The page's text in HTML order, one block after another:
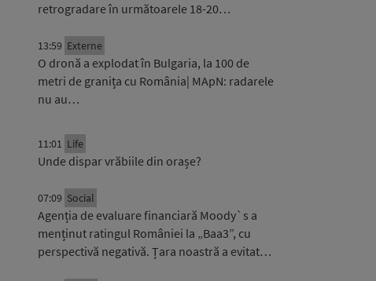
retrogradare în următoarele 18-20…
13:59 Externe
O dronă a explodat în Bulgaria, la 100 de
metri de granița cu România| MApN: radarele
nu au…
11:01 Life
Unde dispar vrăbiile din orașe?
07:09 Social
Agenția de evaluare financiară Moody`s a
menținut ratingul României la „Baa3”, cu
perspectivă negativă. Țara noastră a evitat…